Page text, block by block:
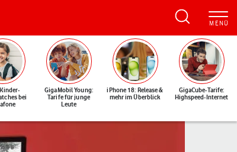
bei
GigaMobil Young:
Tarife für junge
Leute
iPhone 18: Release &
mehr im Überblick
GigaCube-Tarife:
Highspeed-Internet